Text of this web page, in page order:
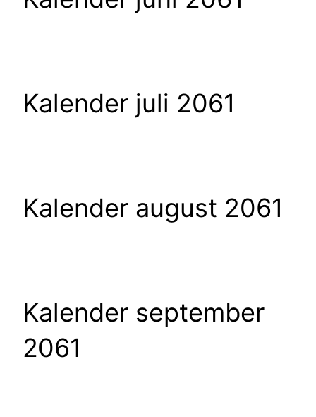
Kalender juli 2061
Kalender august 2061
Kalender september
2061